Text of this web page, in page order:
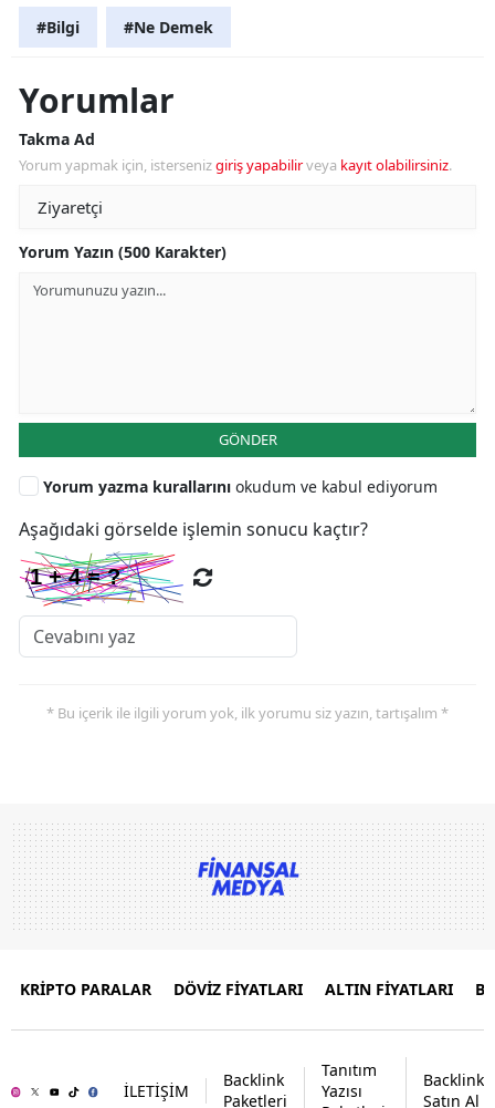
#Bilgi #Ne Demek
Yorumlar
Takma Ad
Yorum yapmak için, istersenizgiriş yapabilirveya kayıt olabilirsiniz.
Yorum Yazın (500 Karakter)
GÖNDER
Yorum yazma kurallarını okudum ve kabul ediyorum
Aşağıdaki görselde işlemin sonucu kaçtır?
* Bu içerik ile ilgili yorum yok, ilk yorumu siz yazın, tartışalım *
KRİPTO PARALAR DÖVİZ FİYATLARI ALTIN FİYATLARI
İLETİŞİM
Backlink
Paketleri
Tanıtım
Yazısı
Backlink
Satın Al